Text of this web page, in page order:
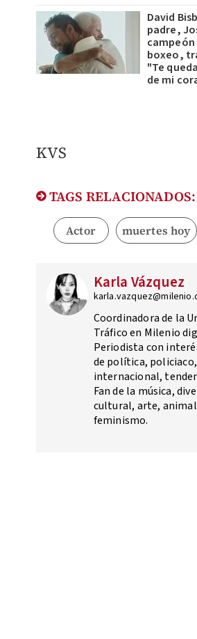
David
padre,
campeón
boxeo,
"Te
de mi
KVS
TAGS RELACIONADOS:
Actor muertes hoy
Karla Vázquez
Coordinadora de la
Tráfico en Milenio
Periodista con
de política,
internacional,
Fan de la música,
cultural, arte,
feminismo.